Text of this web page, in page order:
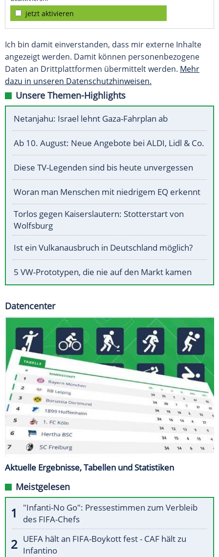
jetzt aktivieren
Ich bin damit einverstanden, dass mir externe Inhalte
angezeigt werden. Damit können personenbezogene
Daten an Drittplattformen übermittelt werden. Mehr
dazu in unseren Datenschutzhinweisen.
Unsere Themen-Highlights
Netanjahu: Israel lehnt Gaza-Fahrplan ab
Ab 10. August: Neue Angebote bei ALDI, Lidl & Co.
Diese TV-Legenden sind bis heute unvergessen
Woran man Menschen mit niedrigem EQ erkennt
Torlos gegen Kaiserslautern: Stotterstart von
Wolfsburg
Ist ein Vulkanausbruch in Deutschland möglich?
5 VW-Prototypen, die nie auf den Markt kamen
Datencenter
Aktuelle Ergebnisse, Tabellen und Statistiken
Meistgelesen
"Infanti-No Go": Pressestimmen zum Verbleib
des FIFA-Chefs
UEFA hält an FIFA-Boykott fest - CAF hält zu
Infantino